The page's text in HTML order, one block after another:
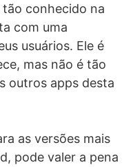
tão conhecido na
com uma
usuários. Ele é
mas não é tão
outros apps desta
as versões mais
pode valer a pena